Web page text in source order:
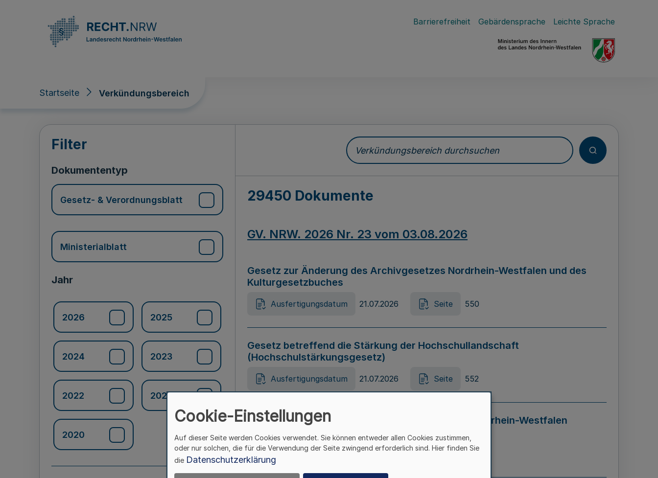
Barrierefreiheit Gebärdensprache Leichte Sprache
Startseite Verkündungsbereich
Verkündungsbereich
Filter
Dokumententyp
Gesetz- & Verordnungsblatt
Ministerialblatt
Jahr
2026 2025
2024 2023
2022 2021
2020
Verkündungsbereich durchsuchen
29450 Dokumente
GV. NRW. 2026 Nr. 23 vom 03.08.2026
Gesetz zur Änderung des Archivgesetzes Nordrhein-Westfalen und des
Kulturgesetzbuches
Ausfertigungsdatum 21.07.2026 Seite 550
Gesetz betreffend die Stärkung der Hochschullandschaft
(Hochschulstärkungsgesetz)
Ausfertigungsdatum 21.07.2026 Seite 552
Gesetz zur Vermeidung von Diskriminierung in Nordrhein-Westfalen
(Landesantidiskriminierungsgesetz – LADG NRW)
Ausfertigungsdatum 21.07.2026 Seite 595
Cookie-Einstellungen
Auf dieser Seite werden Cookies verwendet. Sie können entweder allen Cookies zustimmen,
oder nur solchen, die für die Verwendung der Seite zwingend erforderlich sind. Hier finden Sie
die Datenschutzerklärung